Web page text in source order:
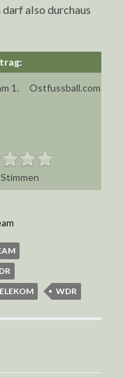
also durchaus
1.
Ostfussball.com
WDR